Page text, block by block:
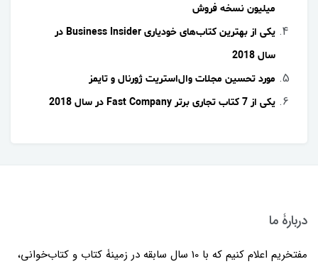
میلیون نسخه فروش
یکی از بهترین کتاب‌های خودیاری Business Insider در
سال 2018
مورد تحسین مجلات وال‌استریت ژورنال و تایمز
یکی از 7 کتاب تجاری برتر Fast Company در سال 2018
دربارۀ ما
مفتخریم اعلام کنیم که با 10 سال سابقه در زمینۀ کتاب و کتاب‌خوانی،